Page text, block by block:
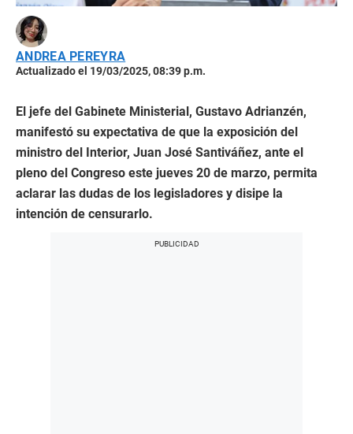
ANDREA PEREYRA
Actualizado el 19/03/2025, 08:39 p.m.
El jefe del Gabinete Ministerial, Gustavo Adrianzén,
manifestó su expectativa de que la exposición del
ministro del Interior, Juan José Santiváñez, ante el
pleno del Congreso este jueves 20 de marzo, permita
aclarar las dudas de los legisladores y disipe la
intención de censurarlo.